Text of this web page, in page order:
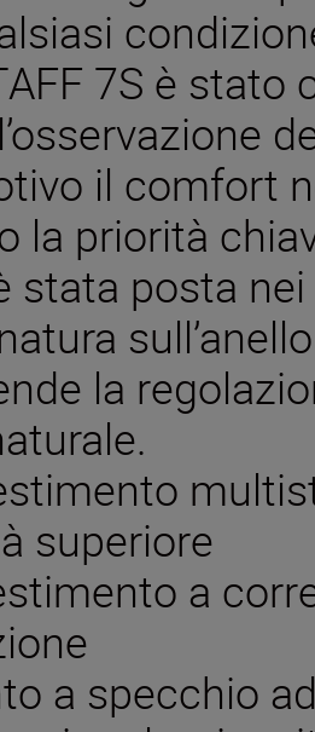
7S è stato
il comfort
la priorità
stata posta nei
la
superiore
a
a specchio